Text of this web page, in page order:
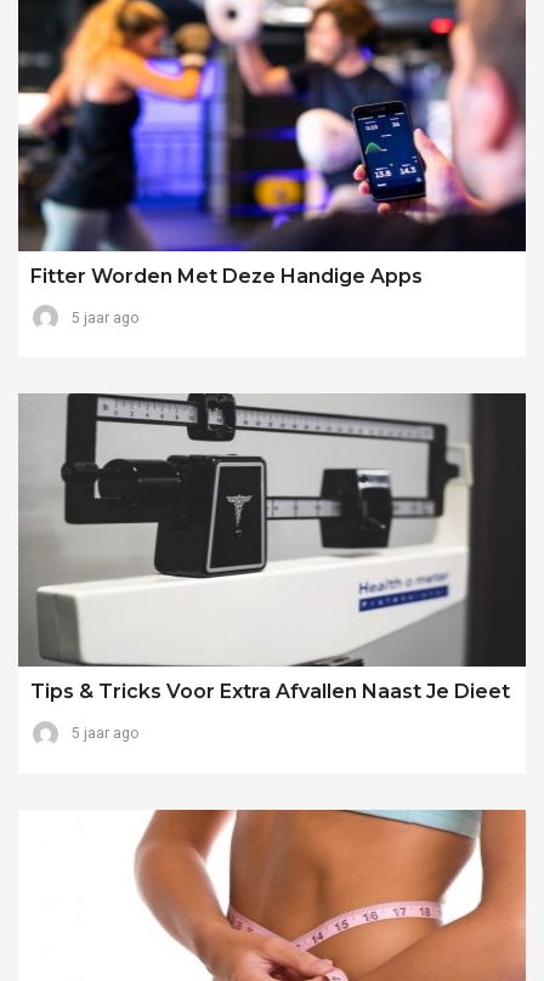
Fitter Worden Met Deze Handige Apps
5 jaar ago
Tips & Tricks Voor Extra Afvallen Naast Je Dieet
5 jaar ago